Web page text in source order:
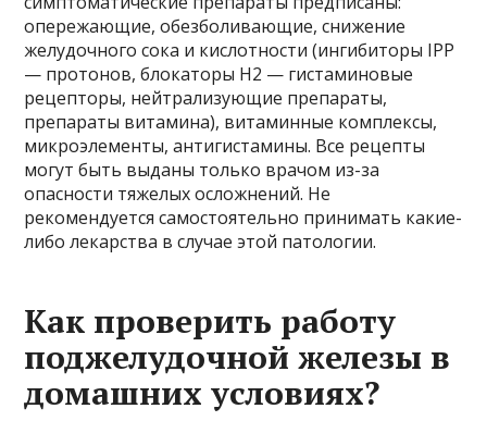
опережающие, обезболивающие, снижение
желудочного сока и кислотности (ингибиторы IPP
— протонов, блокаторы H2 — гистаминовые
рецепторы, нейтрализующие препараты,
препараты витамина), витаминные комплексы,
микроэлементы, антигистамины. Все рецепты
могут быть выданы только врачом из-за
опасности тяжелых осложнений. Не
рекомендуется самостоятельно принимать какие-
либо лекарства в случае этой патологии.
Как проверить работу
поджелудочной железы в
домашних условиях?